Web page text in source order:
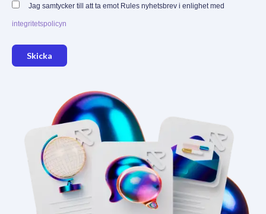
Jag samtycker till att ta emot Rules nyhetsbrev i enlighet med
integritetspolicyn
Skicka